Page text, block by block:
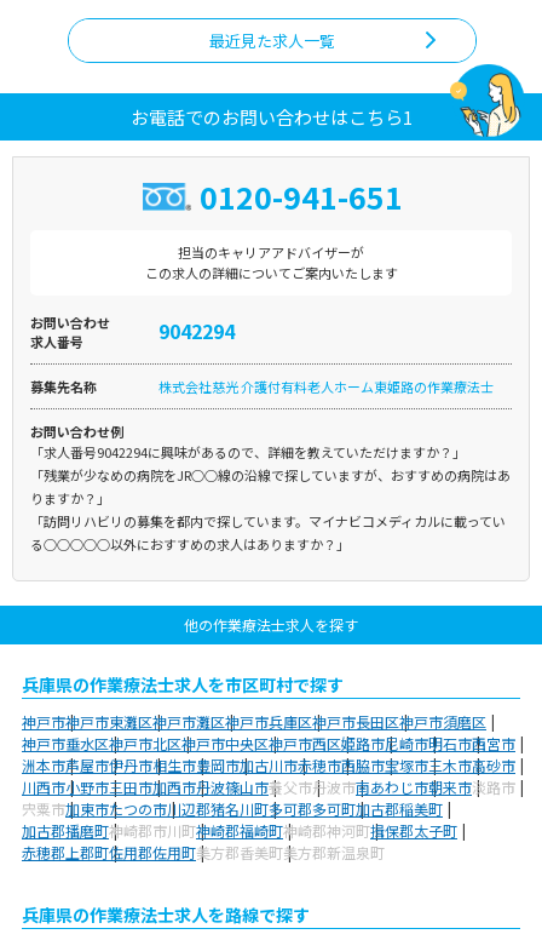
最近見た求人一覧
お電話でのお問い合わせはこちら1
0120-941-651
担当のキャリアアドバイザーが
この求人の詳細についてご案内いたします
お問い合わせ
求人番号
9042294
募集先名称 株式会社慈光 介護付有料老人ホーム東姫路の作業療法士
お問い合わせ例
「求人番号9042294に興味があるので、詳細を教えていただけますか？」
「残業が少なめの病院をJR○○線の沿線で探していますが、おすすめの病院はあ
りますか？」
「訪問リハビリの募集を都内で探しています。マイナビコメディカルに載ってい
る○○○○○以外におすすめの求人はありますか？」
他の作業療法士求人を探す
兵庫県の作業療法士求人を市区町村で探す
神戸市神戸市東灘区神戸市灘区神戸市兵庫区神戸市長田区神戸市須磨区
神戸市垂水区神戸市北区神戸市中央区神戸市西区姫路市尼崎市明石市西宮市
洲本市芦屋市伊丹市相生市豊岡市加古川市赤穂市西脇市宝塚市三木市高砂市
川西市小野市三田市加西市丹波篠山市養父市丹波市南あわじ市朝来市淡路市
宍粟市加東市たつの市川辺郡猪名川町多可郡多可町加古郡稲美町
加古郡播磨町神崎郡市川町神崎郡福崎町神崎郡神河町揖保郡太子町
赤穂郡上郡町佐用郡佐用町美方郡香美町美方郡新温泉町
兵庫県の作業療法士求人を路線で探す